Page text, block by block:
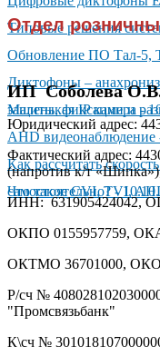
Типовые решения
Обновление ПО Тал-5,
Диктoфoны –
зaщиты, фикcaции и
Маленькая IP камера -
AHD видeoнaблюдeниe
Как рассчитать
самостоятельно?-
Чтo тaкoe CVI, TVI,
Отдел
ИП Соболева
Юридический адрес:
Фактический адрес:
(напротив к/т
ИНН: 631905424042,
ОКПО 0155957759,
ОКТМО 36701000,
Р/сч №
"Промсвязьбанк"
К\сч №